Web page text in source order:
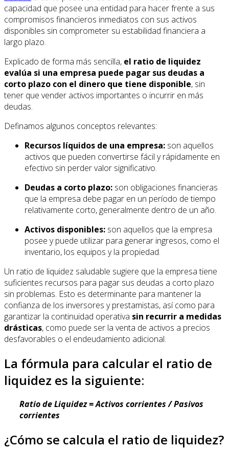
capacidad que posee una entidad para hacer frente a sus
compromisos financieros inmediatos con sus activos
disponibles sin comprometer su estabilidad financiera a
largo plazo.
Explicado de forma más sencilla, el ratio de liquidez
evalúa si una empresa puede pagar sus deudas a
corto plazo con el dinero que tiene disponible, sin
tener que vender activos importantes o incurrir en más
deudas.
Definamos algunos conceptos relevantes:
Recursos líquidos de una empresa: son aquellos
activos que pueden convertirse fácil y rápidamente en
efectivo sin perder valor significativo.
Deudas a corto plazo: son obligaciones financieras
que la empresa debe pagar en un período de tiempo
relativamente corto, generalmente dentro de un año.
Activos disponibles: son aquellos que la empresa
posee y puede utilizar para generar ingresos, como el
inventario, los equipos y la propiedad.
Un ratio de liquidez saludable sugiere que la empresa tiene
suficientes recursos para pagar sus deudas a corto plazo
sin problemas. Esto es determinante para mantener la
confianza de los inversores y prestamistas, así como para
garantizar la continuidad operativa sin recurrir a medidas
drásticas, como puede ser la venta de activos a precios
desfavorables o el endeudamiento adicional.
La fórmula para calcular el ratio de
liquidez es la siguiente:
Ratio de Liquidez = Activos corrientes / Pasivos
corrientes
¿Cómo se calcula el ratio de liquidez?